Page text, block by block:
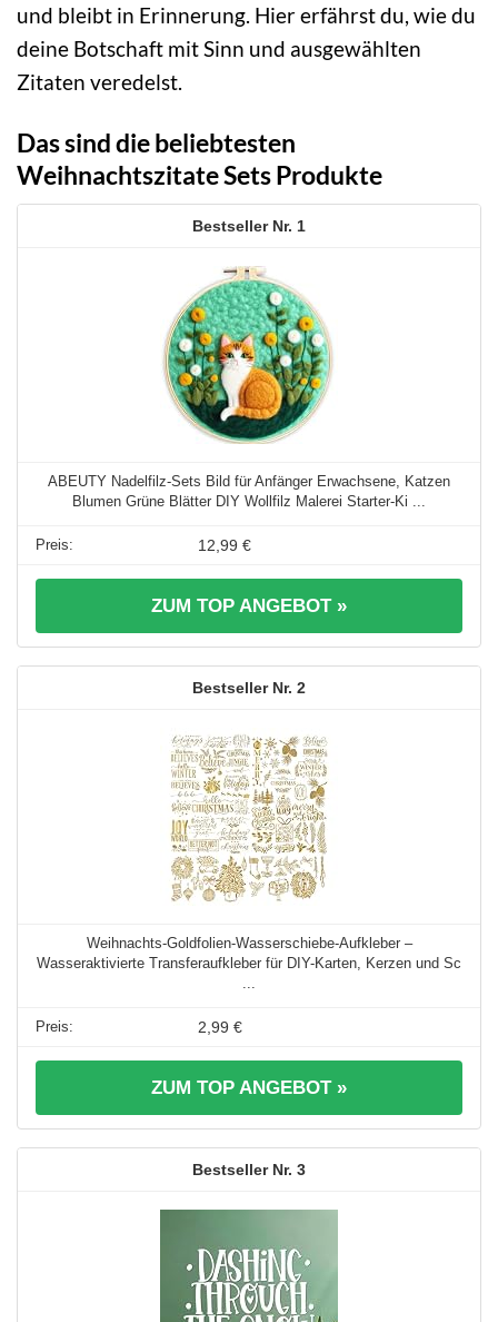
und bleibt in Erinnerung. Hier erfährst du, wie du
deine Botschaft mit Sinn und ausgewählten
Zitaten veredelst.
Das sind die beliebtesten
Weihnachtszitate Sets Produkte
1
ABEUTY Nadelfilz-Sets Bild für Anfänger Erwachsene, Katzen
Blumen Grüne Blätter DIY Wollfilz Malerei Starter-Ki ...
12,99 €
ZUM TOP ANGEBOT »
2
Weihnachts-Goldfolien-Wasserschiebe-Aufkleber –
Wasseraktivierte Transferaufkleber für DIY-Karten, Kerzen und Sc
...
2,99 €
ZUM TOP ANGEBOT »
3